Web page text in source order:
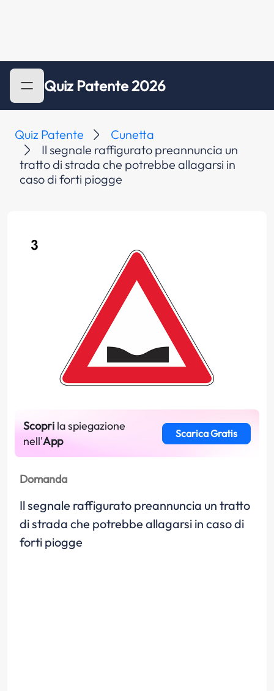
Quiz Patente 2026
Quiz Patente
Cunetta
Il segnale raffigurato preannuncia un
tratto di strada che potrebbe allagarsi in
caso di forti piogge
Scopri la spiegazione
nell'App
Scarica Gratis
Domanda
Il segnale raffigurato preannuncia un tratto
di strada che potrebbe allagarsi in caso di
forti piogge